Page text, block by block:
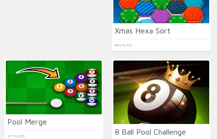
Xmas Hexa Sort
664 PLAYS
Pool Merge
371 PLAYS 8 Ball Pool Challenge